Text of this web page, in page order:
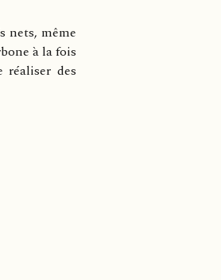
nets, même
à la fois
réaliser des